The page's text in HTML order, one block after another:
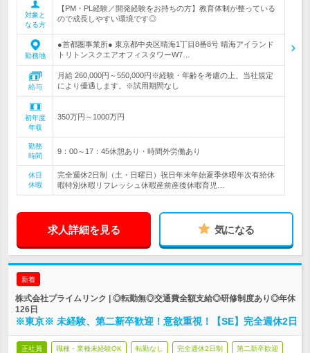
対象と
なる方
【PM・PL経験／開発経験をお持ちの方】教育体制が整っている
ので成長しやすい環境です◎
勤務地
●首都圏事業所● 東京都中央区晴海1丁目8番8号 晴海アイランド
トリトンスクエアオフィスタワーW7…
給与
月給 260,000円～550,000円※経験・年齢を考慮の上、当社規定
により優遇します。※試用期間なし
初年度
年収
350万円～1000万円
勤務
時間
9：00～17：45休憩あり・時間外労働あり
休日
休暇
完全週休2日制（土・日曜日）祝日年末年始夏季休暇年次有給休
暇特別休暇リフレッシュ休暇産前産後休暇育児…
求人詳細を見る 気になる
新着
株式会社プライムリンク | ◎転勤無◎交通費全額支給◎研修制度あり◎年休
126日
※東京※ 未経験、第二新卒歓迎！意欲重視！【SE】完全週休2日
正社員 職種・業種未経験OK 転勤なし 完全週休2日制 第二新卒歓迎